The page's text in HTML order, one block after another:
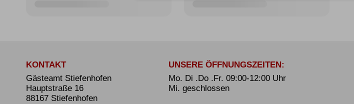
KONTAKT
Gästeamt Stiefenhofen
Hauptstraße 16
88167 Stiefenhofen
UNSERE ÖFFNUNGSZEITEN:
Mo. Di .Do .Fr. 09:00-12:00 Uhr
Mi. geschlossen